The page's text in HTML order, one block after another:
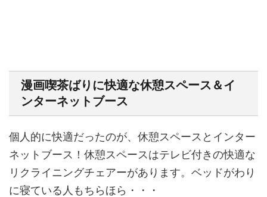
漫画喫茶ばりに快適な休憩スペース＆イ
ンターネットブース
個人的に快適だったのが、休憩スペースとインター
ネットブース！休憩スペースはテレビ付きの快適な
リクライニングチェアーがあります。ベッドがわり
に寝ている人もちらほら・・・